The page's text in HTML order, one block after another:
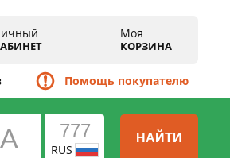
Моя
КОРЗИНА
Помощь покупателю
RUS
НАЙТИ